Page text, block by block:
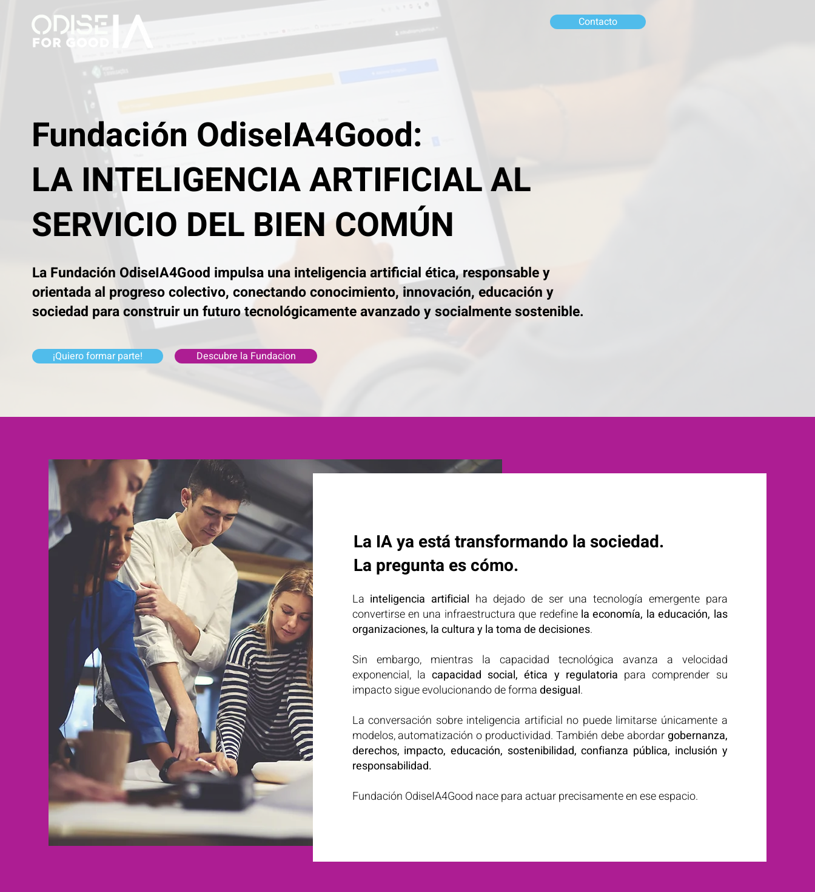
Contacto
Fundación OdiseIA4Good:
LA INTELIGENCIA ARTIFICIAL AL
SERVICIO DEL BIEN COMÚN
La Fundación OdiseIA4Good impulsa una inteligencia artificial ética, responsable y
orientada al progreso colectivo, conectando conocimiento, innovación, educación y
sociedad para construir un futuro tecnológicamente avanzado y socialmente sostenible.
¡Quiero formar parte! Descubre la Fundacion
La IA ya está transformando la sociedad.
La pregunta es cómo.
La inteligencia artificial ha dejado de ser una tecnología emergente para
convertirse en una infraestructura que redefine la economía, la educación, las
organizaciones, la cultura y la toma de decisiones.
Sin embargo, mientras la capacidad tecnológica avanza a velocidad
exponencial, lacapacidad social, ética y regulatoria para comprender su
impacto sigue evolucionando de formadesigual.
La conversación sobre inteligencia artificial no puede limitarse únicamente a
modelos, automatización o productividad. También debe abordargobernanza,
derechos, impacto, educación, sostenibilidad, confianza pública, inclusión y
responsabilidad.
Fundación OdiseIA4Good nace para actuar precisamente en ese espacio.